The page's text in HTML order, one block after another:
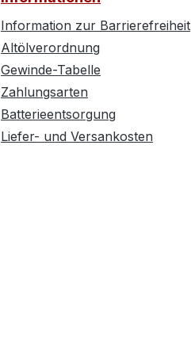
Information zur Barrierefreiheit
Altölverordnung
Gewinde-Tabelle
Zahlungsarten
Batterieentsorgung
Liefer- und Versankosten